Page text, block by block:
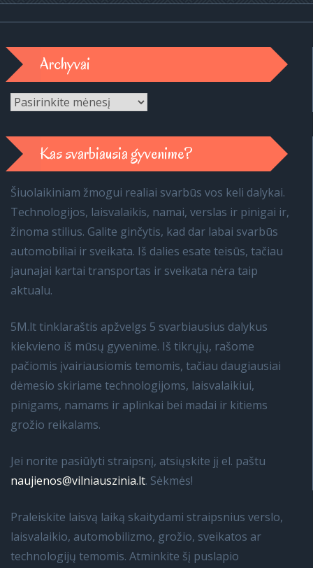
Archyvai
Archyvai
Kas svarbiausia gyvenime?
Šiuolaikiniam žmogui realiai svarbūs vos keli dalykai.
Technologijos, laisvalaikis, namai, verslas ir pinigai ir,
žinoma stilius. Galite ginčytis, kad dar labai svarbūs
automobiliai ir sveikata. Iš dalies esate teisūs, tačiau
jaunajai kartai transportas ir sveikata nėra taip
aktualu.
5M.lt tinklaraštis apžvelgs 5 svarbiausius dalykus
kiekvieno iš mūsų gyvenime. Iš tikrųjų, rašome
pačiomis įvairiausiomis temomis, tačiau daugiausiai
dėmesio skiriame technologijoms, laisvalaikiui,
pinigams, namams ir aplinkai bei madai ir kitiems
grožio reikalams.
Jei norite pasiūlyti straipsnį, atsiųskite jį el. paštu
naujienos@vilniauszinia.lt. Sėkmės!
Praleiskite laisvą laiką skaitydami straipsnius verslo,
laisvalaikio, automobilizmo, grožio, sveikatos ar
technologijų temomis. Atminkite šį puslapio